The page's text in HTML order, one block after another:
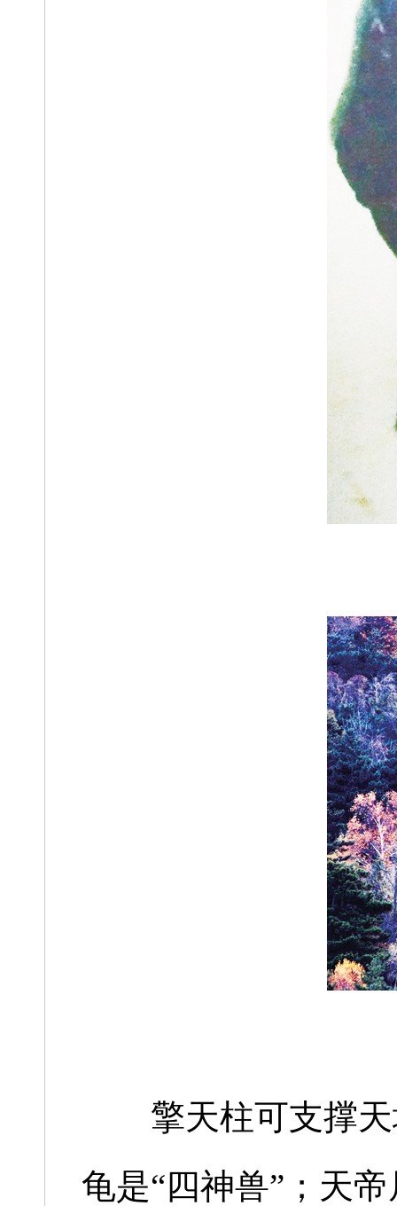
擎天柱可支撑天
龟是“四神兽”；天